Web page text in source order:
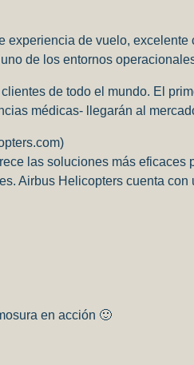
experiencia de vuelo,
de los entornos
de todo el mundo. El
médicas- llegarán al
las soluciones más
Airbus Helicopters cuenta
en acción 🙂